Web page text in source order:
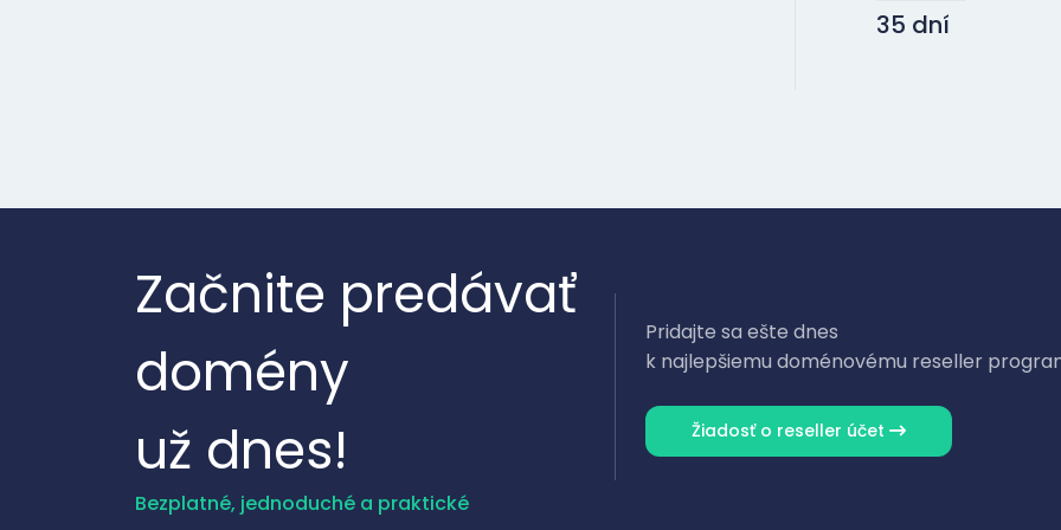
35 dní
Začnite predávať
domény
už dnes!
Bezplatné, jednoduché a praktické
Pridajte sa ešte dnes
k najlepšiemu doménovému reseller
Žiadosť o reseller účet